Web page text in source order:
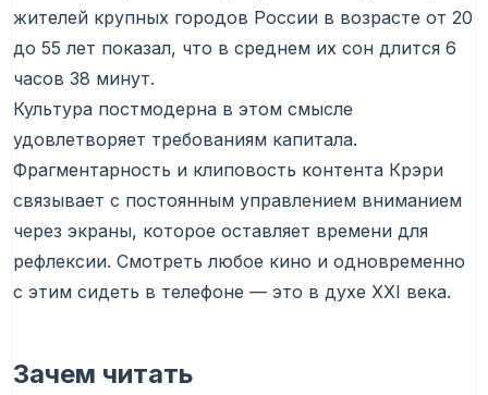
жителей крупных городов России в возрасте от 20
до 55 лет показал, что в среднем их сон длится 6
часов 38 минут.
Культура постмодерна в этом смысле
удовлетворяет требованиям капитала.
Фрагментарность и клиповость контента Крэри
связывает с постоянным управлением вниманием
через экраны, которое оставляет времени для
рефлексии. Смотреть любое кино и одновременно
с этим сидеть в телефоне — это в духе XXI века.
Зачем читать